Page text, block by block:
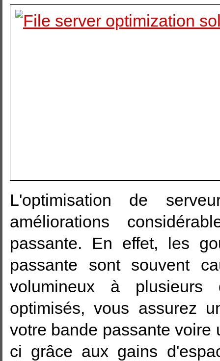
L'optimisation de
améliorations
passante. En effet, les
passante sont souvent
volumineux à plusieurs
optimisés, vous assurez
votre bande passante voire
ci grâce aux gains